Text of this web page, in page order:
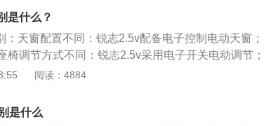
觉更舒服。3、新款锐志的转向要比老款锐志更好，
，方向助力也要重一些，整体感觉更稳健，老款锐志
马力方面，新款锐志的马力调小了一点，少的一点
是什么？
天窗配置不同：锐志2.5v配备电子控制电动天窗；
椅调节方式不同：锐志2.5v采用电子开关电动调节；
节。取暖方式不同：锐志2.5v配备空调暖风、主副驾
冠共线生产、共用底盘，配备与皇冠相同的六速手自
阅读：4884
是什么